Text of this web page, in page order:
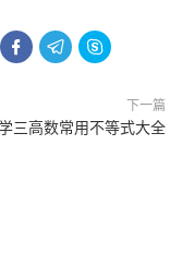
  
下一篇
三高数常用不等式大全